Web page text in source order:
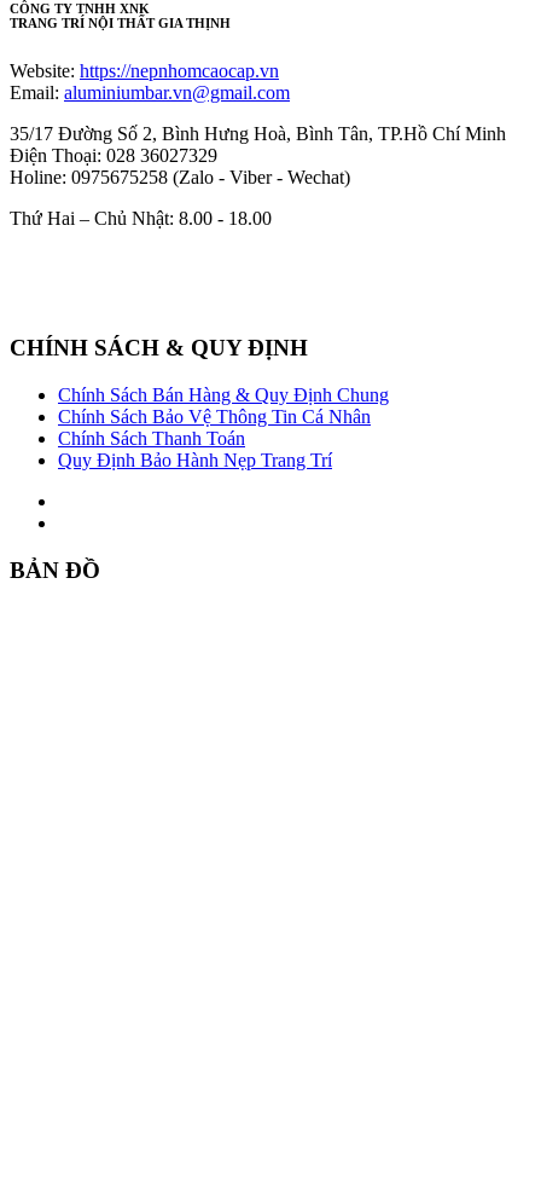
CÔNG TY TNHH XNK
TRANG TRÍ NỘI THẤT GIA THỊNH
Website: https://nepnhomcaocap.vn
Email: aluminiumbar.vn@gmail.com
35/17 Đường Số 2, Bình Hưng Hoà, Bình Tân, TP.Hồ Chí Minh
Điện Thoại: 028 36027329
Holine: 0975675258 (Zalo - Viber - Wechat)
Thứ Hai – Chủ Nhật: 8.00 - 18.00
CHÍNH SÁCH & QUY ĐỊNH
Chính Sách Bán Hàng & Quy Định Chung
Chính Sách Bảo Vệ Thông Tin Cá Nhân
Chính Sách Thanh Toán
Quy Định Bảo Hành Nẹp Trang Trí
BẢN ĐỒ